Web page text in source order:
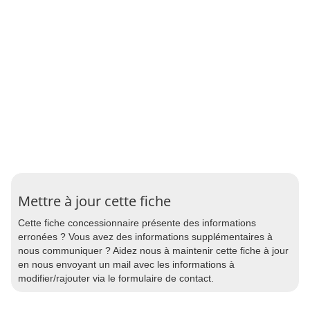
Mettre à jour cette fiche
Cette fiche concessionnaire présente des informations
erronées ? Vous avez des informations supplémentaires à
nous communiquer ? Aidez nous à maintenir cette fiche à jour
en nous envoyant un mail avec les informations à
modifier/rajouter via le formulaire de contact.